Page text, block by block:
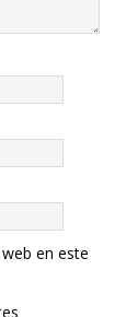
en este